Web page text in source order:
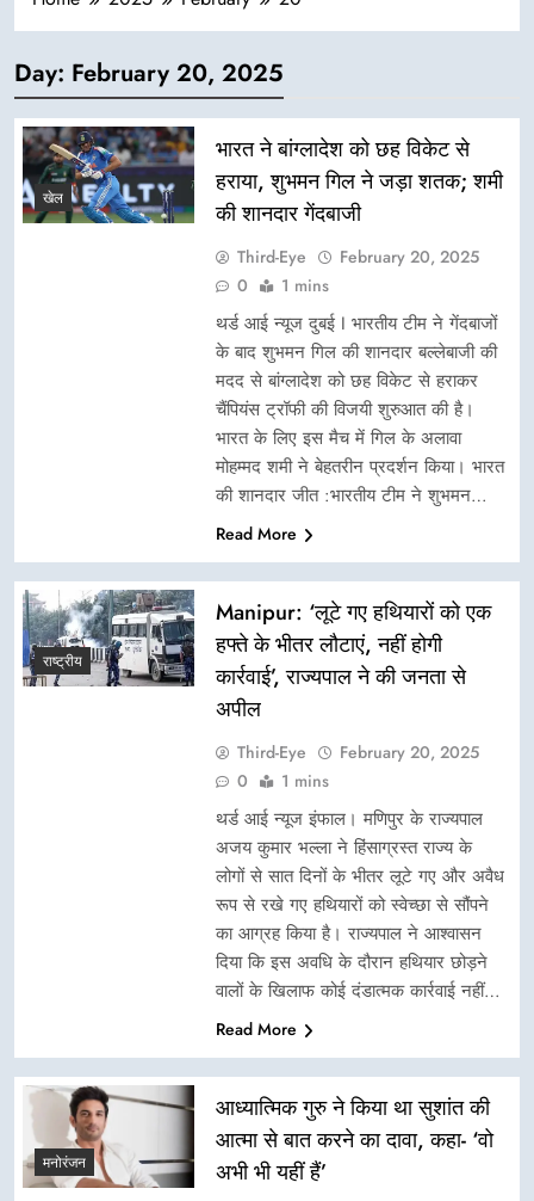
Day: February 20, 2025
खेल
भारत ने बांग्लादेश को छह विकेट से
हराया, शुभमन गिल ने जड़ा शतक; शमी
की शानदार गेंदबाजी
Third-Eye
February 20, 2025
0
1 mins
थर्ड आई न्यूज दुबई I भारतीय टीम ने गेंदबाजों
के बाद शुभमन गिल की शानदार बल्लेबाजी की
मदद से बांग्लादेश को छह विकेट से हराकर
चैंपियंस ट्रॉफी की विजयी शुरुआत की है।
भारत के लिए इस मैच में गिल के अलावा
मोहम्मद शमी ने बेहतरीन प्रदर्शन किया। भारत
की शानदार जीत :भारतीय टीम ने शुभमन…
Read More
राष्ट्रीय
Manipur: ‘लूटे गए हथियारों को एक
हफ्ते के भीतर लौटाएं, नहीं होगी
कार्रवाई’, राज्यपाल ने की जनता से
अपील
Third-Eye
February 20, 2025
0
1 mins
थर्ड आई न्यूज इंफाल। मणिपुर के राज्यपाल
अजय कुमार भल्ला ने हिंसाग्रस्त राज्य के
लोगों से सात दिनों के भीतर लूटे गए और अवैध
रूप से रखे गए हथियारों को स्वेच्छा से सौंपने
का आग्रह किया है। राज्यपाल ने आश्वासन
दिया कि इस अवधि के दौरान हथियार छोड़ने
वालों के खिलाफ कोई दंडात्मक कार्रवाई नहीं…
Read More
मनोरंजन
आध्यात्मिक गुरु ने किया था सुशांत की
आत्मा से बात करने का दावा, कहा- ‘वो
अभी भी यहीं हैं’